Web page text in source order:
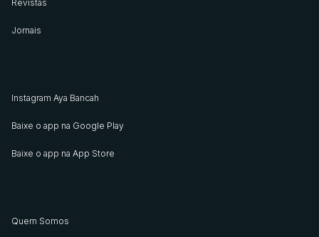
Revistas
Jornais
Instagram Aya Bancah
Baixe o app na Google Play
Baixe o app na App Store
Quem Somos